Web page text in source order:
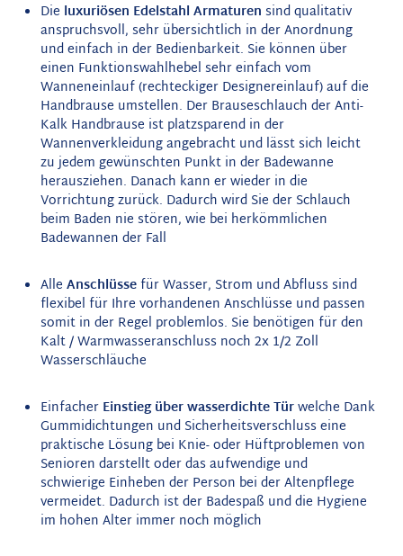
Die luxuriösen Edelstahl Armaturen sind qualitativ
anspruchsvoll, sehr übersichtlich in der Anordnung
und einfach in der Bedienbarkeit. Sie können über
einen Funktionswahlhebel sehr einfach vom
Wanneneinlauf (rechteckiger Designereinlauf) auf die
Handbrause umstellen. Der Brauseschlauch der Anti-
Kalk Handbrause ist platzsparend in der
Wannenverkleidung angebracht und lässt sich leicht
zu jedem gewünschten Punkt in der Badewanne
herausziehen. Danach kann er wieder in die
Vorrichtung zurück. Dadurch wird Sie der Schlauch
beim Baden nie stören, wie bei herkömmlichen
Badewannen der Fall
Alle Anschlüssefür Wasser, Strom und Abfluss sind
flexibel für Ihre vorhandenen Anschlüsse und passen
somit in der Regel problemlos. Sie benötigen für den
Kalt / Warmwasseranschluss noch 2x 1/2 Zoll
Wasserschläuche
Einfacher Einstieg über wasserdichte Türwelche Dank
Gummidichtungen und Sicherheitsverschluss eine
praktische Lösung bei Knie- oder Hüftproblemen von
Senioren darstellt oder das aufwendige und
schwierige Einheben der Person bei der Altenpflege
vermeidet. Dadurch ist der Badespaß und die Hygiene
im hohen Alter immer noch möglich